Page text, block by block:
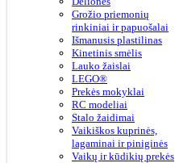
Grožio priemonių
rinkiniai ir papuošalai
Išmanusis plastilinas
Kinetinis smėlis
Lauko žaislai
LEGO®
Prekės mokyklai
RC modeliai
Stalo žaidimai
Vaikiškos kuprinės,
lagaminai ir piniginės
Vaikų ir kūdikių prekės